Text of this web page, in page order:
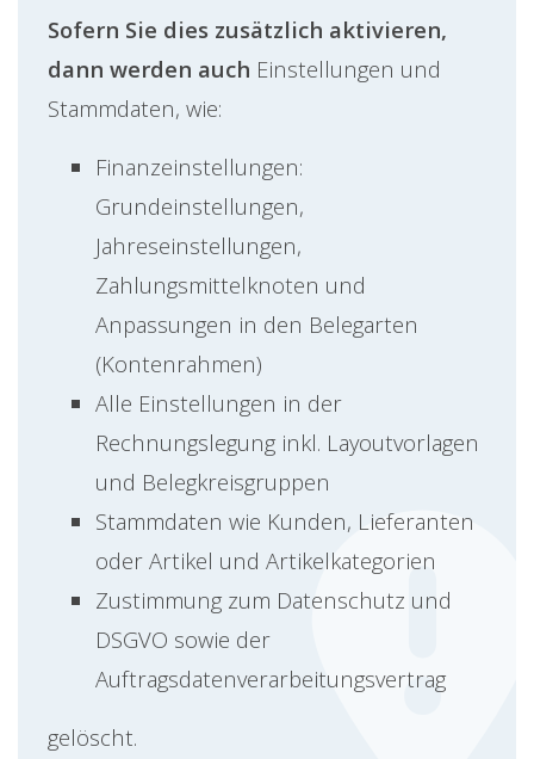
Sofern Sie dies zusätzlich aktivieren,
dann werden auch Einstellungen und
Stammdaten, wie:
Finanzeinstellungen:
Grundeinstellungen,
Jahreseinstellungen,
Zahlungsmittelknoten und
Anpassungen in den Belegarten
(Kontenrahmen)
Alle Einstellungen in der
Rechnungslegung inkl. Layoutvorlagen
und Belegkreisgruppen
Stammdaten wie Kunden, Lieferanten
oder Artikel und Artikelkategorien
Zustimmung zum Datenschutz und
DSGVO sowie der
Auftragsdatenverarbeitungsvertrag
gelöscht.